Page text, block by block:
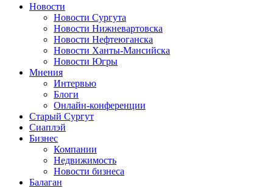
Новости
Новости Сургута
Новости Нижневартовска
Новости Нефтеюганска
Новости Ханты-Мансийска
Новости Югры
Мнения
Интервью
Блоги
Онлайн-конференции
Старый Сургут
Сиаплэй
Бизнес
Компании
Недвижимость
Новости бизнеса
Балаган